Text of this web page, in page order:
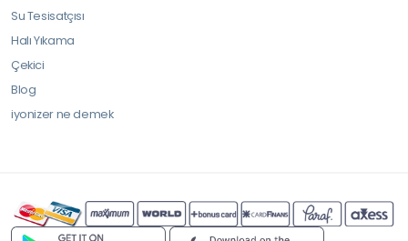
Su Tesisatçısı
Halı Yıkama
Çekici
Blog
iyonizer ne demek